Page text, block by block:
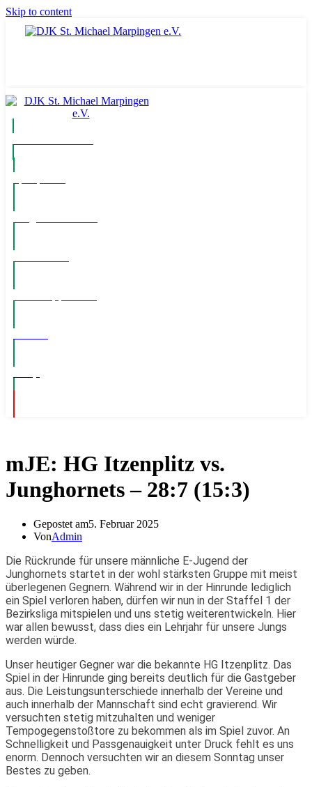
Skip to content
mJE: HG Itzenplitz vs.
Junghornets – 28:7 (15:3)
Gepostet am5. Februar 2025
VonAdmin
Die Rückrunde für unsere männliche E-Jugend der
Junghornets startet in der wohl stärksten Gruppe mit meist
überlegenen Gegnern. Während wir in der Hinrunde lediglich
ein Spiel verloren haben, dürfen wir nun in der Staffel 1 der
Bezirksliga mitspielen und uns stetig weiterentwickeln. Hier
war allen bewusst, dass dies ein Lehrjahr für unsere Jungs
werden würde.
Unser heutiger Gegner war die bekannte HG Itzenplitz. Das
Spiel in der Hinrunde ging bereits deutlich für die Gastgeber
aus. Die Leistungsunterschiede innerhalb der Vereine und
auch innerhalb der Mannschaft sind echt gravierend. Wir
versuchten stetig mitzuhalten und weniger
Tempogegenstoßtore zu bekommen als im Spiel zuvor. An
Schnelligkeit und Passgenauigkeit unter Druck fehlt es uns
enorm. Dennoch versuchten wir an diesem Sonntag unser
Bestes zu geben.